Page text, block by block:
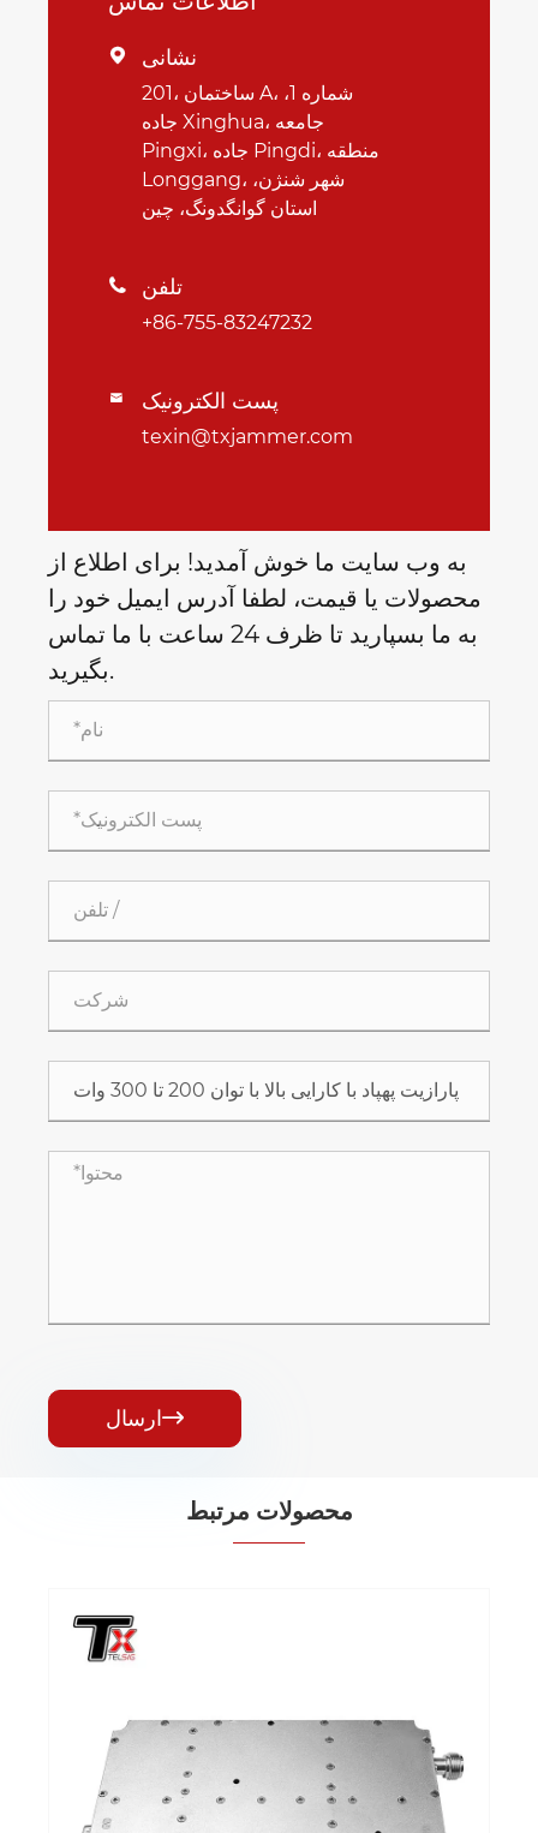
 نشانی
201، ساختمان A، شماره 1،
جاده Xinghua، جامعه
Pingxi، جاده Pingdi، منطقه
Longgang، شهر شنژن،
استان گوانگدونگ، چین
 تلفن
+86-755-83247232
 پست الکترونیک
texin@txjammer.com
به وب سایت ما خوش آمدید! برای اطلاع از
محصولات یا قیمت، لطفا آدرس ایمیل خود را
به ما بسپارید تا ظرف 24 ساعت با ما تماس
بگیرید.
ارسال
محصولات مرتبط